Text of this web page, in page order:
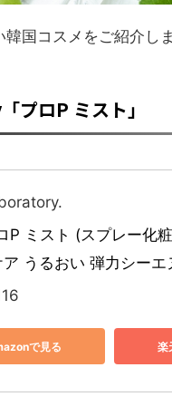
国コスメをご紹介
プロP ミスト」
P ミスト (スプレー化
ア うるおい 弾力シー
で見る 楽